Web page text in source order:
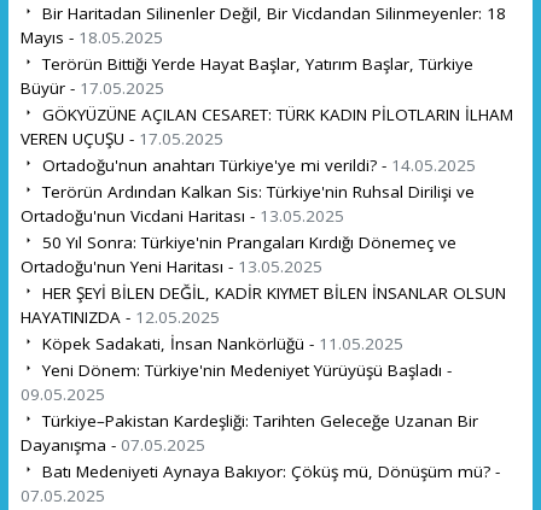
Bir Haritadan Silinenler Değil, Bir Vicdandan Silinmeyenler: 18
Mayıs - 18.05.2025
Terörün Bittiği Yerde Hayat Başlar, Yatırım Başlar, Türkiye
Büyür - 17.05.2025
GÖKYÜZÜNE AÇILAN CESARET: TÜRK KADIN PİLOTLARIN İLHAM
VEREN UÇUŞU - 17.05.2025
Ortadoğu'nun anahtarı Türkiye'ye mi verildi? - 14.05.2025
Terörün Ardından Kalkan Sis: Türkiye'nin Ruhsal Dirilişi ve
Ortadoğu'nun Vicdani Haritası - 13.05.2025
50 Yıl Sonra: Türkiye'nin Prangaları Kırdığı Dönemeç ve
Ortadoğu'nun Yeni Haritası - 13.05.2025
HER ŞEYİ BİLEN DEĞİL, KADİR KIYMET BİLEN İNSANLAR OLSUN
HAYATINIZDA - 12.05.2025
Köpek Sadakati, İnsan Nankörlüğü - 11.05.2025
Yeni Dönem: Türkiye'nin Medeniyet Yürüyüşü Başladı -
09.05.2025
Türkiye–Pakistan Kardeşliği: Tarihten Geleceğe Uzanan Bir
Dayanışma - 07.05.2025
Batı Medeniyeti Aynaya Bakıyor: Çöküş mü, Dönüşüm mü? -
07.05.2025